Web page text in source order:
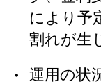
により予
割れが生
運用の状